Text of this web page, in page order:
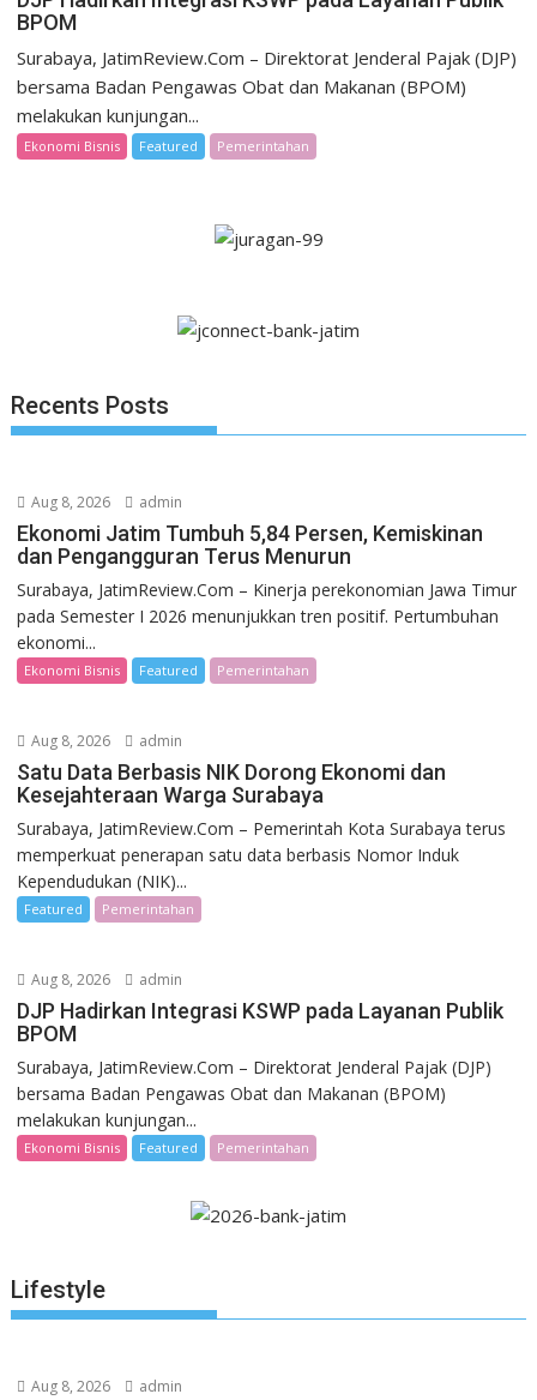
BPOM
Surabaya, JatimReview.Com – Direktorat Jenderal Pajak (DJP)
bersama Badan Pengawas Obat dan Makanan (BPOM)
melakukan kunjungan...
Ekonomi Bisnis Featured Pemerintahan
Recents Posts
Aug 8, 2026 admin
Ekonomi Jatim Tumbuh 5,84 Persen, Kemiskinan
dan Pengangguran Terus Menurun
Surabaya, JatimReview.Com – Kinerja perekonomian Jawa Timur
pada Semester I 2026 menunjukkan tren positif. Pertumbuhan
ekonomi...
Ekonomi Bisnis Featured Pemerintahan
Aug 8, 2026 admin
Satu Data Berbasis NIK Dorong Ekonomi dan
Kesejahteraan Warga Surabaya
Surabaya, JatimReview.Com – Pemerintah Kota Surabaya terus
memperkuat penerapan satu data berbasis Nomor Induk
Kependudukan (NIK)...
Featured Pemerintahan
Aug 8, 2026 admin
DJP Hadirkan Integrasi KSWP pada Layanan Publik
BPOM
Surabaya, JatimReview.Com – Direktorat Jenderal Pajak (DJP)
bersama Badan Pengawas Obat dan Makanan (BPOM)
melakukan kunjungan...
Ekonomi Bisnis Featured Pemerintahan
Lifestyle
Aug 8, 2026 admin